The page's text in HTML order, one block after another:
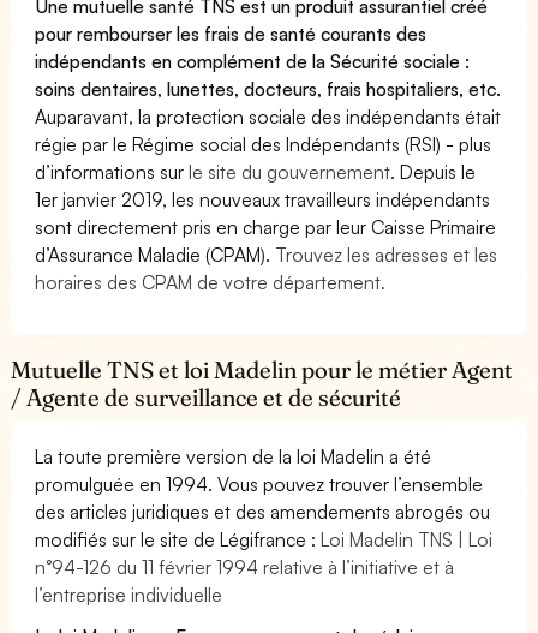
Une mutuelle santé TNS est un produit assurantiel créé
pour rembourser les frais de santé courants des
indépendants en complément de la Sécurité sociale :
soins dentaires, lunettes, docteurs, frais hospitaliers, etc.
Auparavant, la protection sociale des indépendants était
régie par le Régime social des Indépendants (RSI) - plus
d’informations surle site du gouvernement. Depuis le
1er janvier 2019, les nouveaux travailleurs indépendants
sont directement pris en charge par leur Caisse Primaire
d’Assurance Maladie (CPAM). Trouvez les adresses et les
horaires des CPAM de votre département.
Mutuelle TNS et loi Madelin pour le métier Agent
/ Agente de surveillance et de sécurité
La toute première version de la loi Madelin a été
promulguée en 1994. Vous pouvez trouver l’ensemble
des articles juridiques et des amendements abrogés ou
modifiés sur le site de Légifrance :Loi Madelin TNS | Loi
n°94-126 du 11 février 1994 relative à l’initiative et à
l’entreprise individuelle